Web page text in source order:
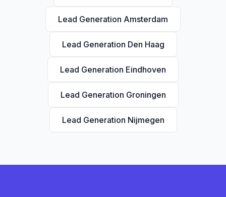
Lead Generation Amsterdam
Lead Generation Den Haag
Lead Generation Eindhoven
Lead Generation Groningen
Lead Generation Nijmegen